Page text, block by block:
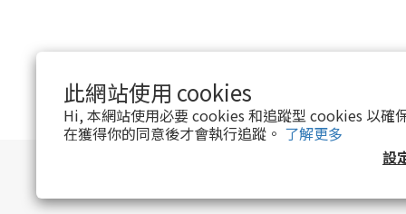
此網站使用 cookies
Hi, 本網站使用必要 cookies 和追蹤型 cookies 以確
在獲得你的同意後才會執行追蹤。 了解更多
設
$TWD 繁體中文